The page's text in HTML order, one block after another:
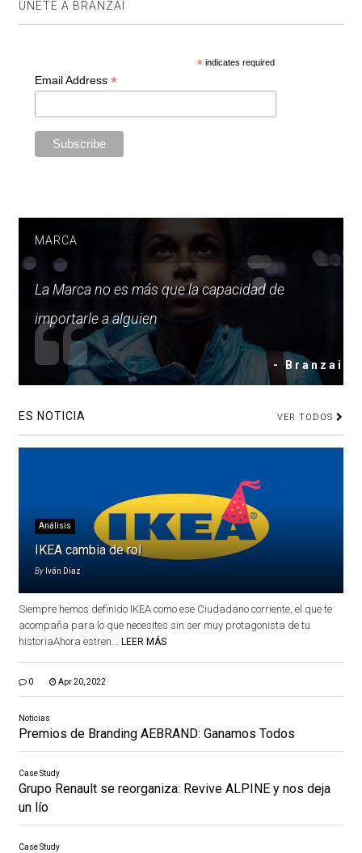
ÚNETE A BRANZAI
* indicates required
Email Address *
MARCA
La Marca no es más que la capacidad de
importarle a alguien
- Branzai
ES NOTICIA VER TODOS
Análisis
IKEA cambia de rol
By Iván Díaz
Siempre hemos definido IKEA como ese Ciudadano corriente, el que te
acompaña para lo que necesites sin ser muy protagonista de tu
historiaAhora estren... LEER MÁS
0 Apr 20, 2022
Noticias
Premios de Branding AEBRAND: Ganamos Todos
Case Study
Grupo Renault se reorganiza: Revive ALPINE y nos deja
un lío
Case Study